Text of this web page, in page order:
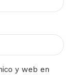
y web en